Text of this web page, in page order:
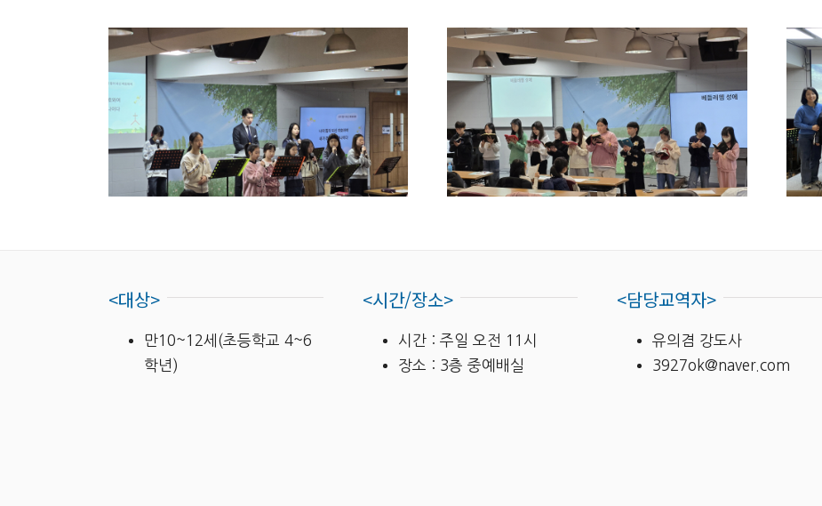
<대상>
만10~12세(초등학교 4~6
학년)
<시간/장소>
시간 : 주일 오전 11시
장소 : 3층 중예배실
<담당교역자>
유의겸 강도사
3927ok@naver.com